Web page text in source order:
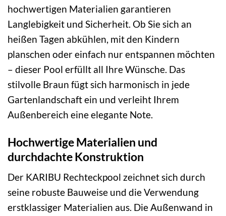
hochwertigen Materialien garantieren
Langlebigkeit und Sicherheit. Ob Sie sich an
heißen Tagen abkühlen, mit den Kindern
planschen oder einfach nur entspannen möchten
– dieser Pool erfüllt all Ihre Wünsche. Das
stilvolle Braun fügt sich harmonisch in jede
Gartenlandschaft ein und verleiht Ihrem
Außenbereich eine elegante Note.
Hochwertige Materialien und
durchdachte Konstruktion
Der KARIBU Rechteckpool zeichnet sich durch
seine robuste Bauweise und die Verwendung
erstklassiger Materialien aus. Die Außenwand in